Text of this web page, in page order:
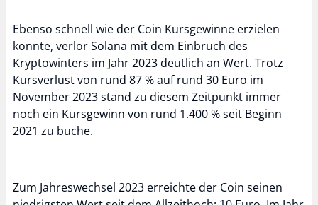
Ebenso schnell wie der Coin Kursgewinne erzielen
konnte, verlor Solana mit dem Einbruch des
Kryptowinters im Jahr 2023 deutlich an Wert. Trotz
Kursverlust von rund 87 % auf rund 30 Euro im
November 2023 stand zu diesem Zeitpunkt immer
noch ein Kursgewinn von rund 1.400 % seit Beginn
2021 zu buche.
Zum Jahreswechsel 2023 erreichte der Coin seinen